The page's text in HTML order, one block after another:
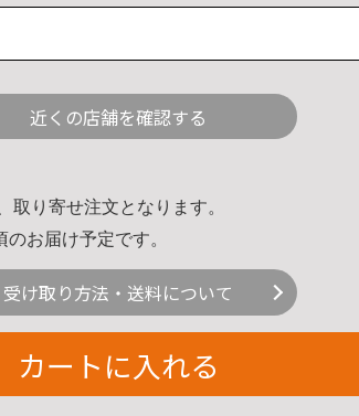
近くの店舗を確認する
取り寄せ注文となります。
お届け予定です。
受け取り方法・送料について
カートに入れる